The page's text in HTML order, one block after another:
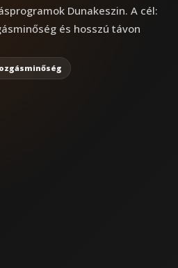
Dunakeszin. A cél:
és hosszú távon